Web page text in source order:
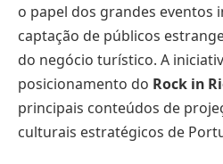
o papel dos grandes eventos
captação de públicos
do negócio turístico. A
posicionamento do Rock in
principais conteúdos de
culturais estratégicos de